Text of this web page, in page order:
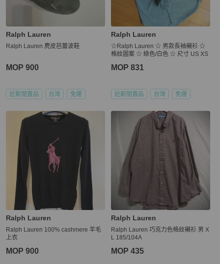
Ralph Lauren
Ralph Lauren 麂皮芭蕾波鞋
MOP 900
近新閒置品 台灣 免運
Ralph Lauren
☆Ralph Lauren ☆ 男款長袖襯衫 ☆
格紋圖案 ☆ 綠色/白色 ☆ 尺寸 US XS
MOP 831
近新閒置品 台灣 免運
Ralph Lauren
Ralph Lauren 100% cashmere 羊毛
上衣
MOP 900
Ralph Lauren
Ralph Lauren 巧克力色格紋襯衫 男 X
L 185/104A
MOP 435